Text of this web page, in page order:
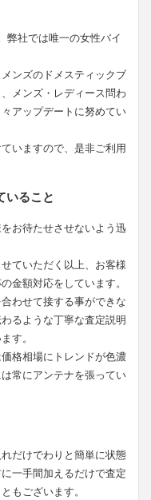
弊社では唯一の女性バイ
ンズのドメスティックブ
メンズ・レディース問わ
アップデートに努めてい
いますので、是非ご利用
いること
お待たせさせないよう迅
ていただく以上、お客様
金額対応をしています。
わせて接する事ができな
るような丁寧な査定説明
す。
格相場にトレンドが色濃
常にアンテナを張ってい
だけでわりと簡単に状態
一手間加えるだけで査定
もございます。